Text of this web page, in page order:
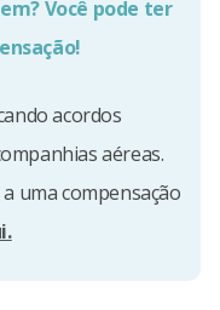
Você pode ter
acordos
aéreas.
uma compensação